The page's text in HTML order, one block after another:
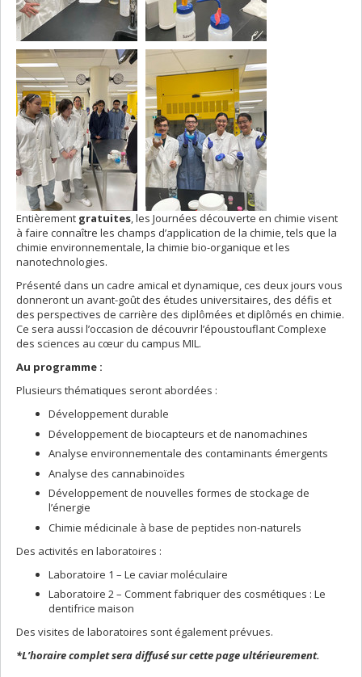
Entièrement gratuites, les Journées découverte en chimie visent
à faire connaître les champs d’application de la chimie, tels que la
chimie environnementale, la chimie bio-organique et les
nanotechnologies.
Présenté dans un cadre amical et dynamique, ces deux jours vous
donneront un avant-goût des études universitaires, des défis et
des perspectives de carrière des diplômées et diplômés en chimie.
Ce sera aussi l’occasion de découvrir l’époustouflant Complexe
des sciences au cœur du campus MIL.
Au programme :
Plusieurs thématiques seront abordées :
Développement durable
Développement de biocapteurs et de nanomachines
Analyse environnementale des contaminants émergents
Analyse des cannabinoïdes
Développement de nouvelles formes de stockage de
l’énergie
Chimie médicinale à base de peptides non-naturels
Des activités en laboratoires :
Laboratoire 1 – Le caviar moléculaire
Laboratoire 2 – Comment fabriquer des cosmétiques : Le
dentifrice maison
Des visites de laboratoires sont également prévues.
*L’horaire complet sera diffusé sur cette page ultérieurement.